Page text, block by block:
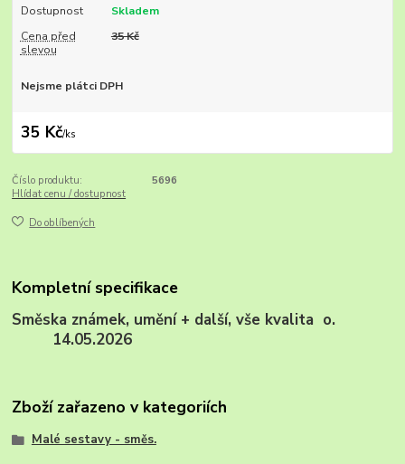
Dostupnost
Skladem
Cena před
slevou
35 Kč
Nejsme plátci DPH
35 Kč/ks
Číslo produktu:
5696
Hlídat cenu / dostupnost
Do oblíbených
Kompletní specifikace
Směska známek, umění + další, vše kvalita o.
14.05.2026
Zboží zařazeno v kategoriích
Malé sestavy - směs.